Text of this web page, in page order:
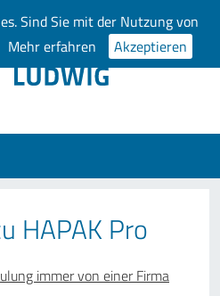
Sind Sie mit der Nutzung von
Mehr erfahren Akzeptieren
HAPAK Pro
immer von einer Firma